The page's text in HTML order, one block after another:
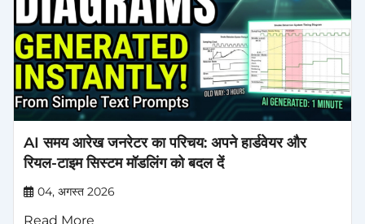
AI समय आरेख जनरेटर का परिचय: अपने हार्डवेयर और
रियल-टाइम सिस्टम मॉडलिंग को बदल दें
04, अगस्त 2026
Read More